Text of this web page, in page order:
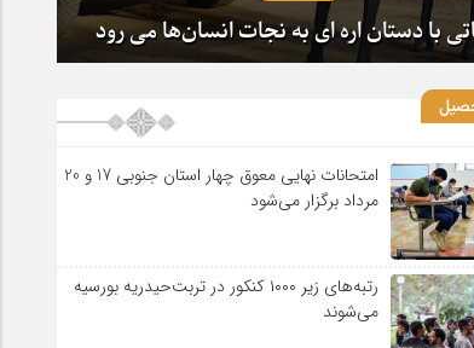
با دستان اره ای به نجات انسان‌ها می رود
امتحانات نهایی معوق چهار استان جنوبی 17 و 20
مرداد برگزار می‌شود
رتبه‌های زیر ۱۰۰۰ کنکور در تربت‌حیدریه بورسیه
می‌شوند